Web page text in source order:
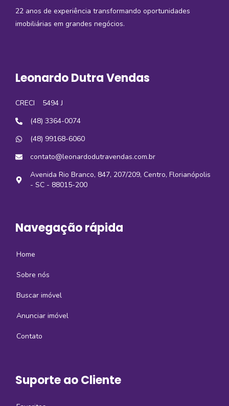
22 anos de experiência transformando oportunidades
imobiliárias em grandes negócios.
Leonardo Dutra Vendas
CRECI
5494 J
(48) 3364-0074
(48) 99168-6060
contato@leonardodutravendas.com.br
Avenida Rio Branco, 847, 207/209, Centro, Florianópolis
- SC - 88015-200
Navegação rápida
Home
Sobre nós
Buscar imóvel
Anunciar imóvel
Contato
Suporte ao Cliente